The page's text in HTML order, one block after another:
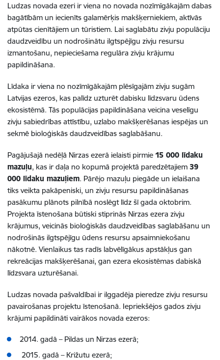
Ludzas novada ezeri ir viena no novada nozīmīgākajām dabas
bagātībām un iecienīts galamērķis makšķerniekiem, aktīvās
atpūtas cienītājiem un tūristiem. Lai saglabātu zivju populāciju
daudzveidību un nodrošinātu ilgtspējīgu zivju resursu
izmantošanu, nepieciešama regulāra zivju krājumu
papildināšana.
Līdaka ir viena no nozīmīgākajām plēsīgajām zivju sugām
Latvijas ezeros, kas palīdz uzturēt dabisku līdzsvaru ūdens
ekosistēmā. Tās populācijas papildināšana veicina veselīgu
zivju sabiedrības attīstību, uzlabo makšķerēšanas iespējas un
sekmē bioloģiskās daudzveidības saglabāšanu.
Pagājušajā nedēļā Nirzas ezerā ielaisti pirmie 15 000 līdaku
mazuļu, kas ir daļa no kopumā projektā paredzētajiem 39
000 līdaku mazuļiem. Pārējo mazuļu piegāde un ielaišana
tiks veikta pakāpeniski, un zivju resursu papildināšanas
pasākumu plānots pilnībā noslēgt līdz šī gada oktobrim.
Projekta īstenošana būtiski stiprinās Nirzas ezera zivju
krājumus, veicinās bioloģiskās daudzveidības saglabāšanu un
nodrošinās ilgtspējīgu ūdens resursu apsaimniekošanu
nākotnē. Vienlaikus tas radīs labvēlīgākus apstākļus gan
rekreācijas makšķerēšanai, gan ezera ekosistēmas dabiskā
līdzsvara uzturēšanai.
Ludzas novada pašvaldībai ir ilggadēja pieredze zivju resursu
pavairošanas projektu īstenošanā. Iepriekšējos gados zivju
krājumi papildināti vairākos novada ezeros:
2014. gadā – Pildas un Nirzas ezerā;
2015. gadā – Križutu ezerā;